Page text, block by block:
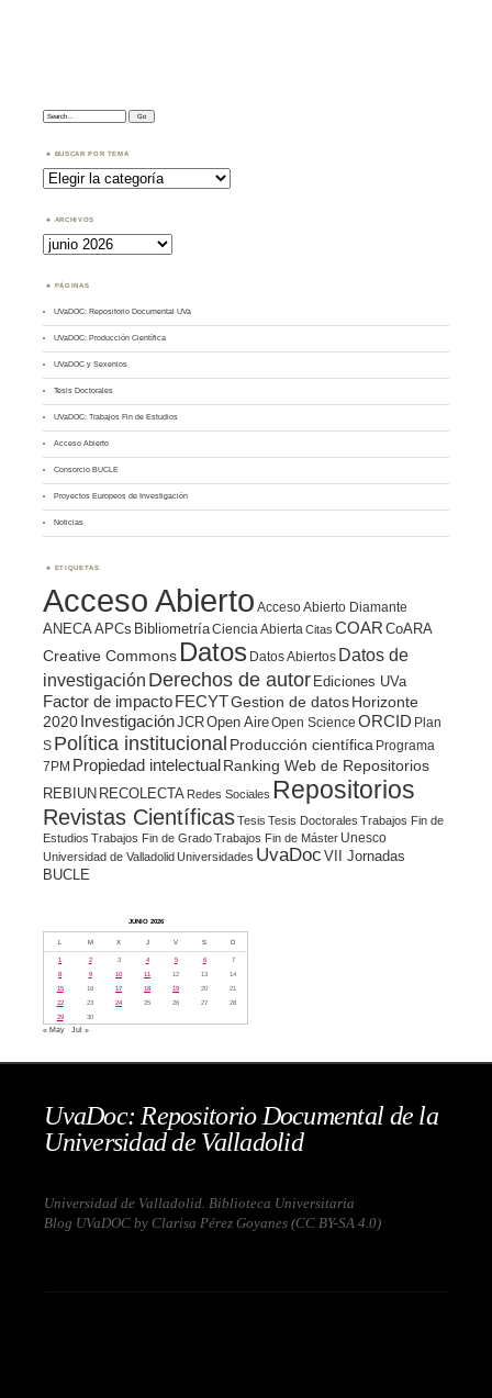
Search:
BUSCAR POR TEMA
Buscar
por
Tema
ARCHIVOS
Archivos
PÁGINAS
UVaDOC: Repositorio Documental UVa
UVaDOC: Producción Científica
UVaDOC y Sexenios
Tesis Doctorales
UVaDOC: Trabajos Fin de Estudios
Acceso Abierto
Consorcio BUCLE
Proyectos Europeos de Investigación
Noticias
ETIQUETAS
Acceso Abierto Acceso Abierto Diamante
ANECAAPCs BibliometríaCiencia Abierta Citas COAR CoARA
Creative Commons Datos Datos Abiertos Datos de
investigación Derechos de autor Ediciones UVa
Factor de impacto FECYTGestion de datosHorizonte
2020 InvestigaciónJCROpen AireOpen Science ORCID Plan
S Política institucional Producción científica Programa
7PM Propiedad intelectualRanking Web de Repositorios
REBIUN RECOLECTA Redes Sociales Repositorios
Revistas CientíficasTesis Tesis Doctorales Trabajos Fin de
Estudios Trabajos Fin de GradoTrabajos Fin de Máster Unesco
Universidad de Valladolid Universidades UvaDoc VII Jornadas
BUCLE
JUNIO 2026
L M X J V S D
1 2 3 4 5 6
7
8
9 10 11 12 13
14
15
16 17 18 19 20
21
22
23 24 25 26 27
28
29
30
« May Jul »
UvaDoc: Repositorio Documental de la
Universidad de Valladolid
Universidad de Valladolid. Biblioteca Universitaria
Blog UVaDOC by Clarisa Pérez Goyanes (CC BY-SA 4.0)